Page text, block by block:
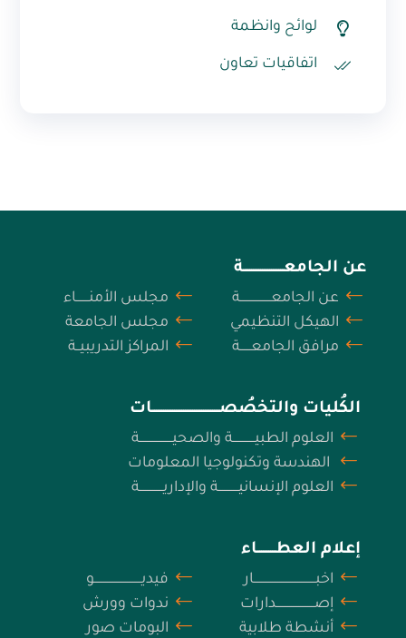
لوائح وانظمة
اتفاقيات تعاون
عن الجامعــــــــــــــــــــــة
عن الجامعـــــــــــــــــة
مجلس الأمنـــــــاء
الهيكل التنظيمي
مجلس الجامعة
مرافق الجامعــــــة
المراكز التدريبيــة
الكُليات والتخصُصـــــــــــــــــــــــــــــــــــــات
العلوم الطبيــــــــــــة والصحيــــــــــــــــــة
الهندسة وتكنولوجيا المعلومات
العلوم الإنسانيـــــــــــة والإداريـــــــــــــة
إعلام العطــــــــــاء
اخبــــــــــــــــــــــــــــــــــار
فيديــــــــــــــــــــــــــو
إصـــــــــــــــــــــدارات
ندوات وورش
أنشطة طلابية
البومات صور